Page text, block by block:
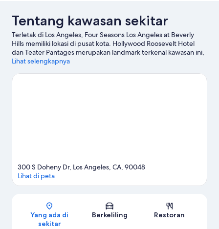
Tentang kawasan sekitar
Terletak di Los Angeles, Four Seasons Los Angeles at Beverly
Hills memiliki lokasi di pusat kota. Hollywood Roosevelt Hotel
dan Teater Pantages merupakan landmark terkenal kawasan ini,
terdapat pula Rodeo Drive serta Sunset Strip bagi pengunjung
lewatkan Universal Studios Hollywood dan Warner Brothers
Lihat selengkapnya
Peta
300 S Doheny Dr, Los Angeles, CA, 90048
Lihat di peta
Yang ada di
sekitar
Berkeliling Restoran